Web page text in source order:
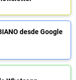
desde Google